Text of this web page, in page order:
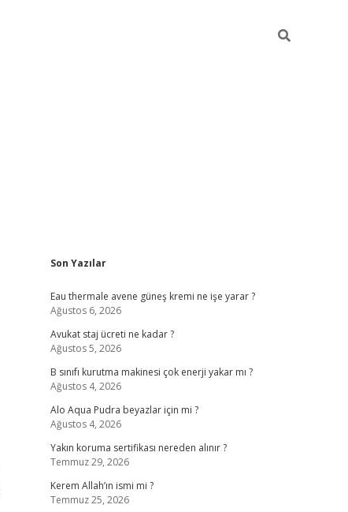
Sidebar
Son Yazılar
Eau thermale avene güneş kremi ne işe yarar ?
Ağustos 6, 2026
Avukat staj ücreti ne kadar ?
Ağustos 5, 2026
B sınıfı kurutma makinesi çok enerji yakar mı ?
Ağustos 4, 2026
Alo Aqua Pudra beyazlar için mi ?
Ağustos 4, 2026
Yakın koruma sertifikası nereden alınır ?
Temmuz 29, 2026
Kerem Allah’ın ismi mi ?
Temmuz 25, 2026